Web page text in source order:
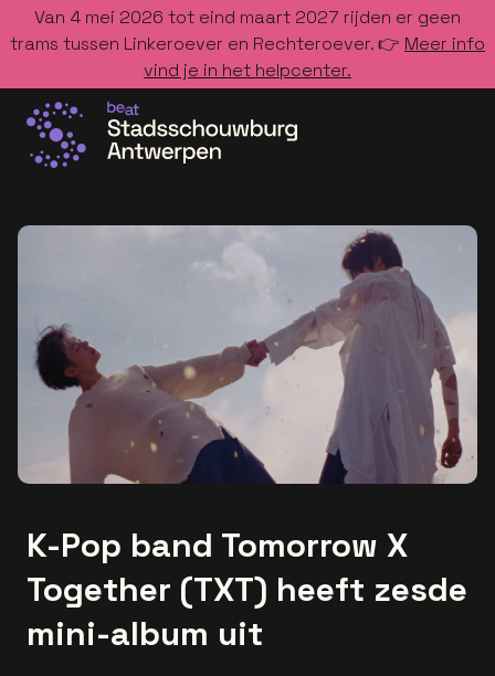
Van 4 mei 2026 tot eind maart 2027 rijden er geen
trams tussen Linkeroever en Rechteroever. 👉 Meer info
vind je in het helpcenter.
K-Pop band Tomorrow X
Together (TXT) heeft zesde
mini-album uit